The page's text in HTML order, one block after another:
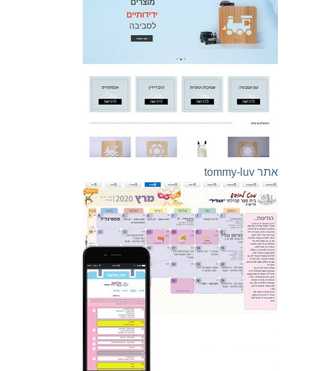
אתר tommy-luv